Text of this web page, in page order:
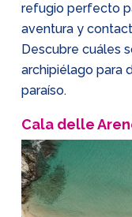
refugio perfecto
aventura y
Descubre cuáles
archipiélago para
paraíso.
Cala delle